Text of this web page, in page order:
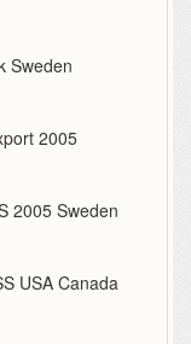
Sweden
2005
2005 Sweden
USA Canada